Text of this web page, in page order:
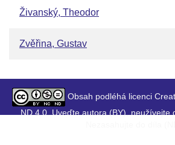
Živanský, Theodor
Zvěřina, Gustav
Obsah podléhá licenci
ND 4.0. Uveďte autora (BY), neužívejte